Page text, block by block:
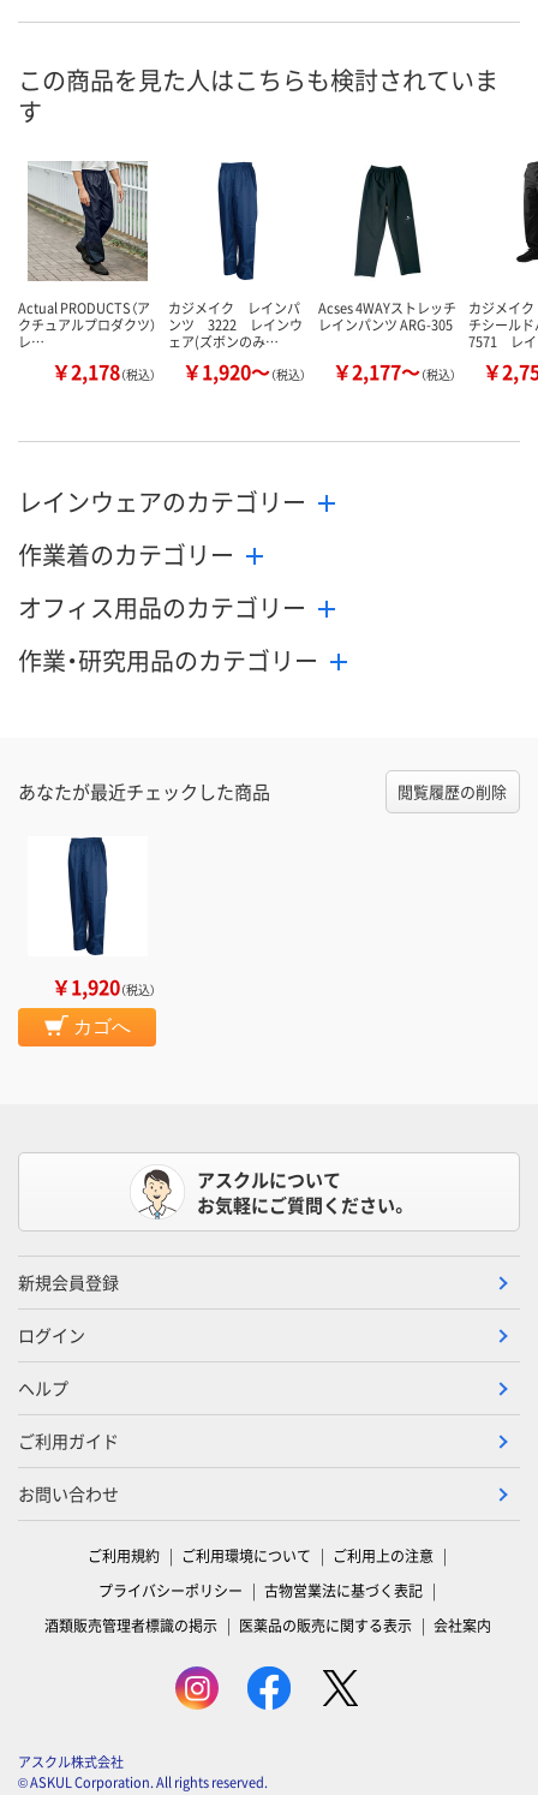
8月8日（土）
カゴへ カゴへ カ
この商品を見た人はこちらも検討されていま
す
Actual PRODUCTS（ア
クチュアルプロダクツ）
レ…
￥2,178（税込）
カジメイク レインパ
ンツ 3222 レインウ
ェア(ズボンのみ…
￥1,920～（税込）
Acses 4WAYストレッチ
レインパンツ ARG-305
￥2,177～（税込）
カジメイ
チシール
7571 レ
￥
レインウェアのカテゴリー
作業着のカテゴリー
オフィス用品のカテゴリー
作業・研究用品のカテゴリー
あなたが最近チェックした商品 閲覧履歴の削除
￥1,920（税込）
カゴへ
アスクルについて
お気軽にご質問ください。
新規会員登録
ログイン
ヘルプ
ご利用ガイド
お問い合わせ
ご利用規約 ご利用環境について
ご利用上の注意
プライバシーポリシー
古物営業法に基づく表記
酒類販売管理者標識の掲示
医薬品の販売に関する表示 会社案内
アスクル株式会社
© ASKUL Corporation. All rights reserved.